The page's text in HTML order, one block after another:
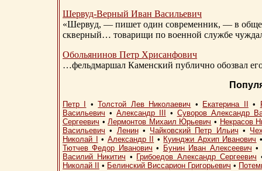
Шервуд-Верный Иван Васильевич
«Шервуд, — пишет один современник, — в
скверный… товарищи по военной службе
Обольянинов Петр Хрисанфович
…фельдмаршал Каменский публично обозвал
Петр I •Толстой Лев Николаевич • Екатерина II •
Васильевич • Александр III • Суворов Александр
Сергеевич •Лермонтов Михаил Юрьевич • Некрасов
Васильевич • Ленин• Чайковский Петр Ильич •
Николай I
• Александр II • Куинджи Архип Иванович
Тютчев Федор Иванович • Бунин Иван Алексеевич •
Василий Никитич • Грибоедов Александр Сергеевич
Николай II
• Белинский Виссарион Григорьевич •